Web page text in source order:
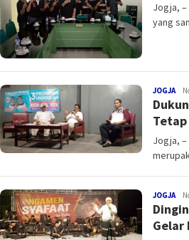
Jogja,
yang
JOGJA
Jogja, –
JOGJA
Gelar